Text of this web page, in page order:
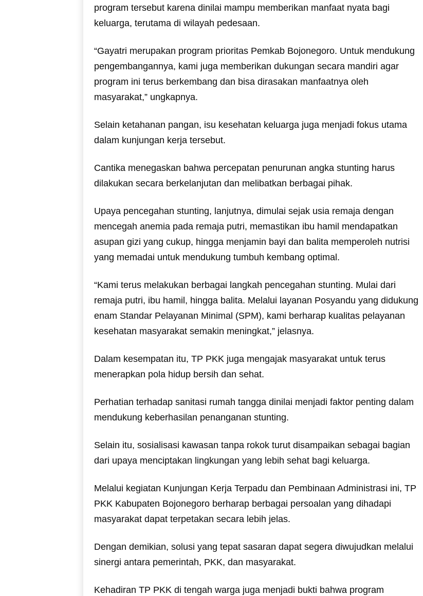
program tersebut karena dinilai mampu memberikan manfaat nyata bagi
keluarga, terutama di wilayah pedesaan.
“Gayatri merupakan program prioritas Pemkab Bojonegoro. Untuk mendukung
pengembangannya, kami juga memberikan dukungan secara mandiri agar
program ini terus berkembang dan bisa dirasakan manfaatnya oleh
masyarakat,” ungkapnya.
Selain ketahanan pangan, isu kesehatan keluarga juga menjadi fokus utama
dalam kunjungan kerja tersebut.
Cantika menegaskan bahwa percepatan penurunan angka stunting harus
dilakukan secara berkelanjutan dan melibatkan berbagai pihak.
Upaya pencegahan stunting, lanjutnya, dimulai sejak usia remaja dengan
mencegah anemia pada remaja putri, memastikan ibu hamil mendapatkan
asupan gizi yang cukup, hingga menjamin bayi dan balita memperoleh nutrisi
yang memadai untuk mendukung tumbuh kembang optimal.
“Kami terus melakukan berbagai langkah pencegahan stunting. Mulai dari
remaja putri, ibu hamil, hingga balita. Melalui layanan Posyandu yang didukung
enam Standar Pelayanan Minimal (SPM), kami berharap kualitas pelayanan
kesehatan masyarakat semakin meningkat,” jelasnya.
Dalam kesempatan itu, TP PKK juga mengajak masyarakat untuk terus
menerapkan pola hidup bersih dan sehat.
Perhatian terhadap sanitasi rumah tangga dinilai menjadi faktor penting dalam
mendukung keberhasilan penanganan stunting.
Selain itu, sosialisasi kawasan tanpa rokok turut disampaikan sebagai bagian
dari upaya menciptakan lingkungan yang lebih sehat bagi keluarga.
Melalui kegiatan Kunjungan Kerja Terpadu dan Pembinaan Administrasi ini, TP
PKK Kabupaten Bojonegoro berharap berbagai persoalan yang dihadapi
masyarakat dapat terpetakan secara lebih jelas.
Dengan demikian, solusi yang tepat sasaran dapat segera diwujudkan melalui
sinergi antara pemerintah, PKK, dan masyarakat.
Kehadiran TP PKK di tengah warga juga menjadi bukti bahwa program